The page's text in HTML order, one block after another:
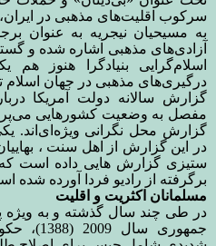
سرکوب اقلیت‌های مذهبی در
به مسیحیان نیجریه به عنوان
آزادی‌های مذهبی اشاره شده و
اسلام‌گرایی بنیادگرا هنوز
درگیری‌های مذهبی در جهان
گزارش سالانه دولت آمریکا
مفصل به وضعیت کشورهایی
گزارش محل نگرانی ویژه‌ای‌اند.
در این گزارش از اهل سنت ،
ستیزی گزارش هایی داده است
برگرفته از رادیو فردا آورده شده
مسلمانان اکثریت و اقلیت
در طی چند سال گذشته و به ویژه
جمهوری